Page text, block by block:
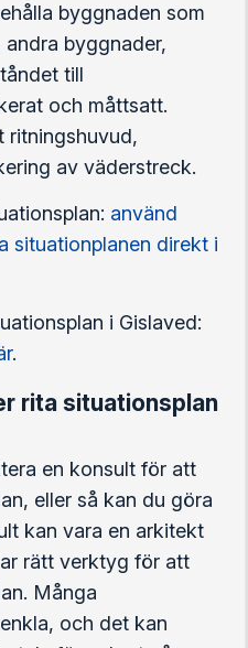
byggnaden som
byggnader,
till
och måttsatt.
ritningshuvud,
av väderstreck.
använd
situationplanen direkt i
i Gislaved:
.
rita situationsplan
en konsult för att
eller så kan du göra
kan vara en arkitekt
rätt verktyg för att
Många
och det kan